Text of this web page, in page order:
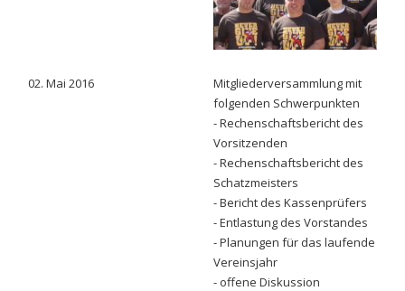
02. Mai 2016
Mitgliederversammlung mit
folgenden Schwerpunkten
- Rechenschaftsbericht des
Vorsitzenden
- Rechenschaftsbericht des
Schatzmeisters
- Bericht des Kassenprüfers
- Entlastung des Vorstandes
- Planungen für das laufende
Vereinsjahr
- offene Diskussion